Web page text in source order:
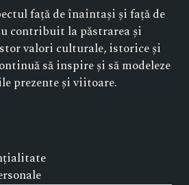
față de înaintași și față de
contribuit la păstrarea și
valori culturale, istorice și
să inspire și să modeleze
prezente și viitoare.